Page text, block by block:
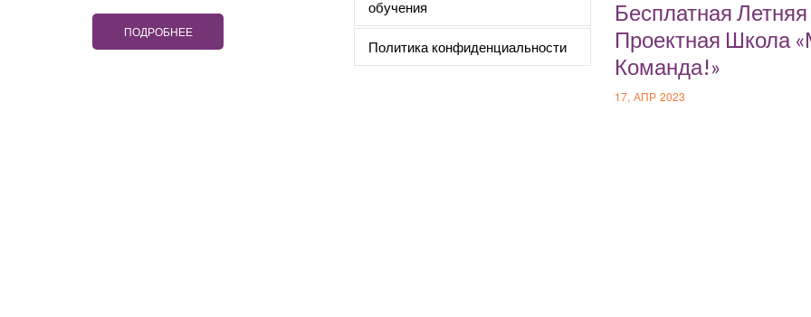
ПОДРОБНЕЕ
обучения
Политика конфиденциальности
Бесплатная Летняя
Проектная Школа
Команда!»
17, АПР 2023